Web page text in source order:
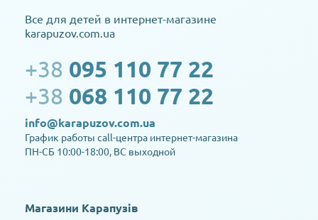
Все для детей в интернет-магазине
karapuzov.com.ua
+38 095 110 77 22
+38 068 110 77 22
info@karapuzov.com.ua
График работы call-центра интернет-магазина
ПН-СБ 10:00-18:00, ВС выходной
Магазини Карапузів